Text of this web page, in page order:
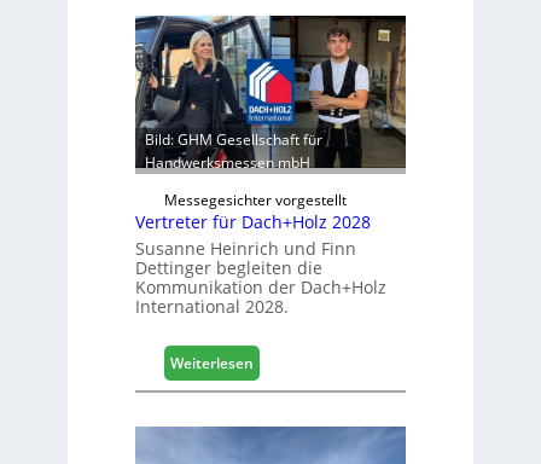
i
k
b
e
r
e
i
c
h
g
e
r
S
t
a
b
i
l
e
s
G
e
s
c
h
f
Bild: GHM Gesellschaft für
Handwerksmessen mbH
Messegesichter vorgestellt
Vertreter für Dach+Holz 2028
Susanne Heinrich und Finn
Dettinger begleiten die
Kommunikation der Dach+Holz
International 2028.
Weiterlesen:
V
r